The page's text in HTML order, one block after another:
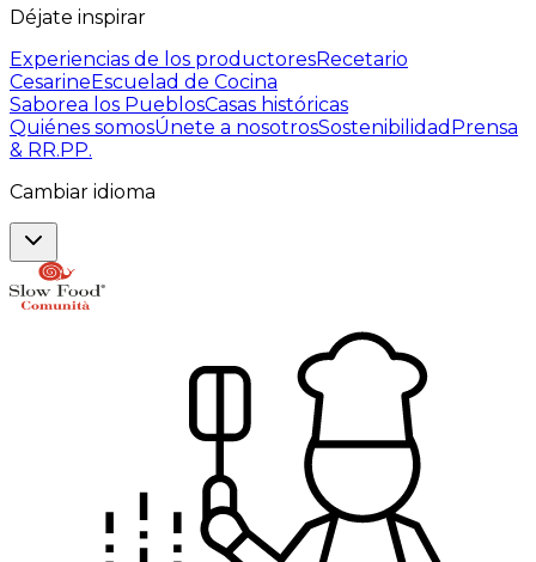
Déjate inspirar
Experiencias de los productoresRecetario
CesarineEscuelad de Cocina
Saborea los PueblosCasas históricas
Quiénes somosÚnete a nosotrosSostenibilidad Prensa
& RR.PP.
Cambiar idioma